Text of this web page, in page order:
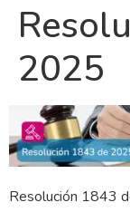
2025
Resolución 1843